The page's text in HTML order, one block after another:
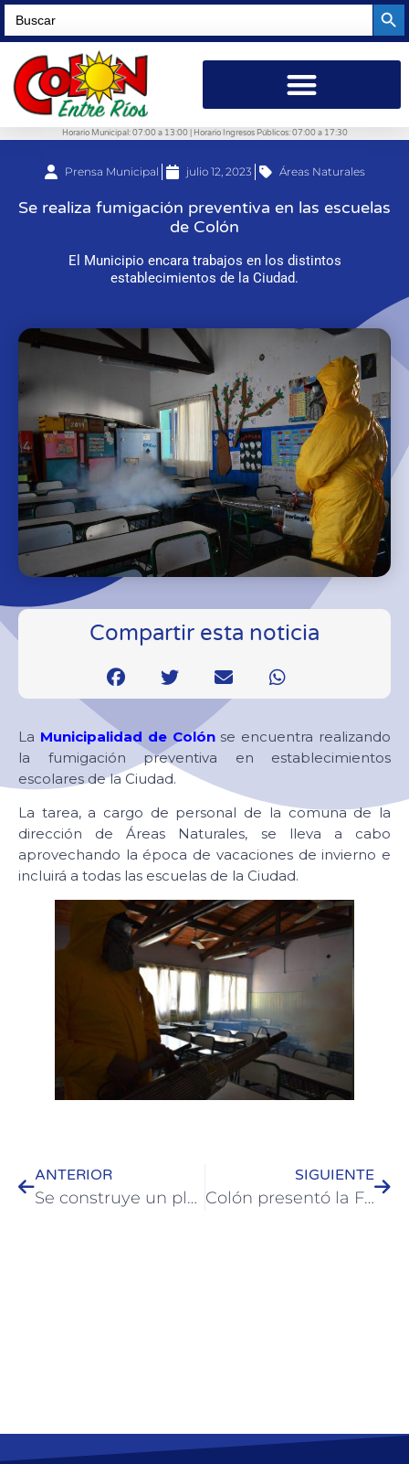
Search
for:
Horario Municipal: 07:00 a 13:00 | Horario Ingresos Públicos: 07:00 a 17:30
Prensa Municipal julio 12, 2023 Áreas Naturales
Se realiza fumigación preventiva en las escuelas
de Colón
El Municipio encara trabajos en los distintos
establecimientos de la Ciudad.
Compartir esta noticia
La Municipalidad de Colónse encuentra realizando
la fumigación preventiva en establecimientos
escolares de la Ciudad.
La tarea, a cargo de personal de la comuna de la
dirección de Áreas Naturales, se lleva a cabo
aprovechando la época de vacaciones de invierno e
incluirá a todas las escuelas de la Ciudad.
ANTERIOR
Se construye un playón para los regadores en calle Belgrano
SIGUIENTE
Colón presentó la Feria Industrial 2024 en una Ronda de Negocios Internacional